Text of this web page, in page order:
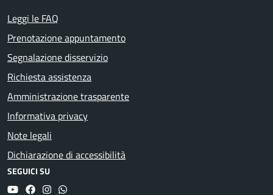
Leggi le FAQ
Prenotazione appuntamento
Segnalazione disservizio
Richiesta assistenza
Amministrazione trasparente
Informativa privacy
Note legali
Dichiarazione di accessibilità
SEGUICI SU
YouTubeFacebookInstagram
Whatsapp